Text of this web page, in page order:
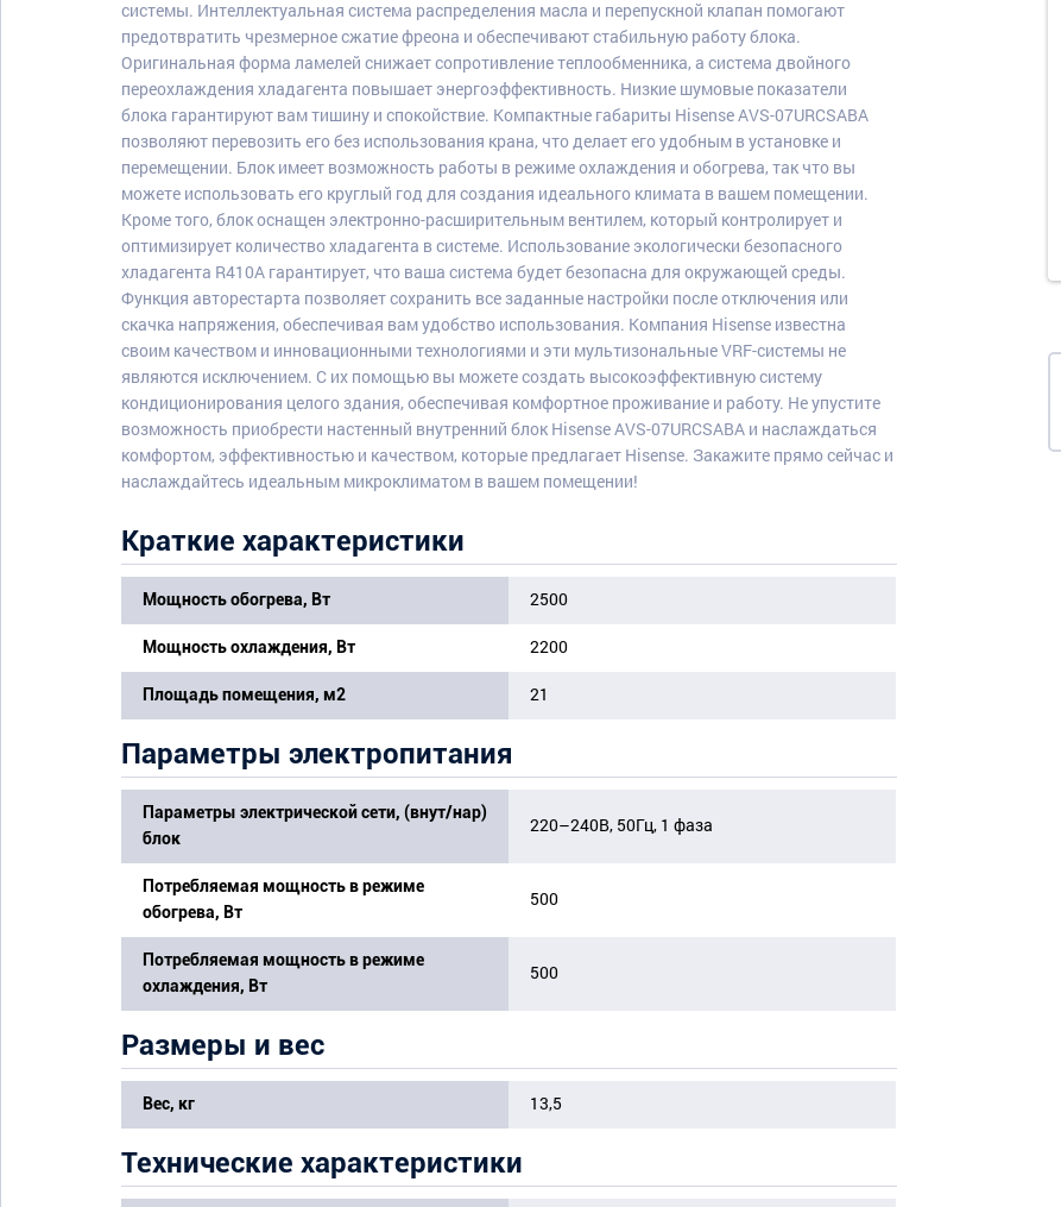
системы. Интеллектуальная система распределения масла и перепускной клапан помогают
предотвратить чрезмерное сжатие фреона и обеспечивают стабильную работу блока.
Оригинальная форма ламелей снижает сопротивление теплообменника, а система двойного
переохлаждения хладагента повышает энергоэффективность. Низкие шумовые показатели
блока гарантируют вам тишину и спокойствие. Компактные габариты Hisense AVS-07URCSABA
позволяют перевозить его без использования крана, что делает его удобным в установке и
перемещении. Блок имеет возможность работы в режиме охлаждения и обогрева, так что вы
можете использовать его круглый год для создания идеального климата в вашем помещении.
Кроме того, блок оснащен электронно-расширительным вентилем, который контролирует и
оптимизирует количество хладагента в системе. Использование экологически безопасного
хладагента R410A гарантирует, что ваша система будет безопасна для окружающей среды.
Функция авторестарта позволяет сохранить все заданные настройки после отключения или
скачка напряжения, обеспечивая вам удобство использования. Компания Hisense известна
своим качеством и инновационными технологиями и эти мультизональные VRF-системы не
являются исключением. С их помощью вы можете создать высокоэффективную систему
кондиционирования целого здания, обеспечивая комфортное проживание и работу. Не упустите
возможность приобрести настенный внутренний блок Hisense AVS-07URCSABA и наслаждаться
комфортом, эффективностью и качеством, которые предлагает Hisense. Закажите прямо сейчас и
наслаждайтесь идеальным микроклиматом в вашем помещении!
Краткие характеристики
Мощность обогрева, Вт 2500
Мощность охлаждения, Вт 2200
Площадь помещения, м2 21
Параметры электропитания
Параметры электрической сети, (внут/нар)
блок
220–240В, 50Гц, 1 фаза
Потребляемая мощность в режиме
обогрева, Вт
500
Потребляемая мощность в режиме
охлаждения, Вт
500
Размеры и вес
Вес, кг 13,5
Технические характеристики